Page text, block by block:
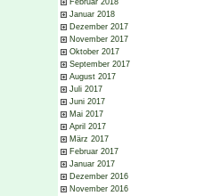
Februar 2018
Januar 2018
Dezember 2017
November 2017
Oktober 2017
September 2017
August 2017
Juli 2017
Juni 2017
Mai 2017
April 2017
März 2017
Februar 2017
Januar 2017
Dezember 2016
November 2016